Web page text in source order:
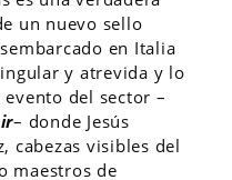
un nuevo sello
en Italia
y atrevida y lo
del sector –
– donde Jesús
cabezas visibles del
maestros de